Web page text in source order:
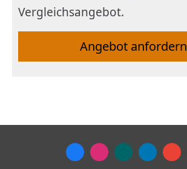
Vergleichsangebot.
An­ge­bot an­for­dern